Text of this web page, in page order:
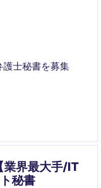
護士秘書を募集
業界最大手/IT
秘書